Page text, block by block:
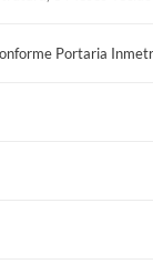
para
assegurando que
Portaria